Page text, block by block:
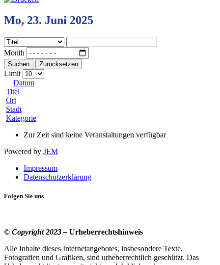
Mo, 23. Juni 2025
Month
Suchen Zurücksetzen
Limit
Datum
Titel
Ort
Stadt
Kategorie
Zur Zeit sind keine Veranstaltungen verfügbar
Powered by JEM
Impressum
Datenschutzerklärung
Folgen Sie uns
© Copyright 2023 – Urheberrechtshinweis
Alle Inhalte dieses Internetangebotes, insbesondere Texte,
Fotografien und Grafiken, sind urheberrechtlich geschützt. Das